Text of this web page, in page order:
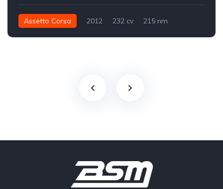
Assetto Corsa 2012 232 cv
215 nm